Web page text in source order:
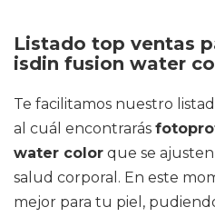
Listado top ventas
isdin fusion water
Te facilitamos nuestro
al cuál encontrarás
water color que se
salud corporal. En este
mejor para tu piel,